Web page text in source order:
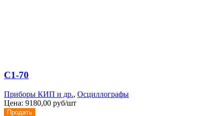
С1-70
Приборы КИП и др., Осциллографы
Цена: 9180,00 руб/шт
Продать